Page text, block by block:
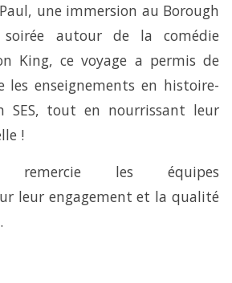
une immersion au Borough
autour de la comédie
King, ce voyage a permis de
enseignements en histoire-
SES, tout en nourrissant leur
!
remercie les équipes
leur engagement et la qualité